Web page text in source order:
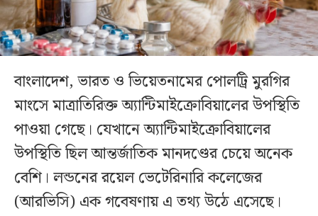
বাংলাদেশ, ভারত ও ভিয়েতনামের পোলট্রি মুরগির
মাংসে মাত্রাতিরিক্ত অ্যান্টিমাইক্রোবিয়ালের উপস্থিতি
পাওয়া গেছে। যেখানে অ্যান্টিমাইক্রোবিয়ালের
উপস্থিতি ছিল আন্তর্জাতিক মানদণ্ডের চেয়ে অনেক
বেশি। লন্ডনের রয়েল ভেটেরিনারি কলেজের
(আরভিসি) এক গবেষণায় এ তথ্য উঠে এসেছে।